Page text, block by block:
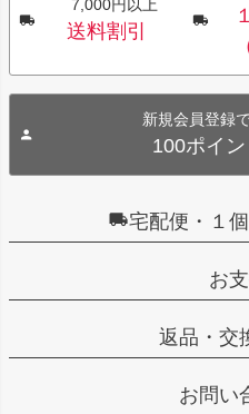
7,000円以上
送料割引
新規会員登録
100ポイ
宅配便・１
お
返品・
お問い